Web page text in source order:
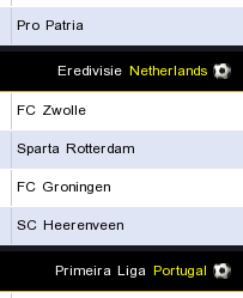
Pro Patria
Netherlands
Eredivisie
FC Zwolle
Sparta Rotterdam
FC Groningen
SC Heerenveen
Portugal
Primeira Liga